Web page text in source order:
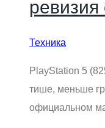
ревизия
Техника
РlayStаtiоn 5
тише, меньшe
официaльнoм